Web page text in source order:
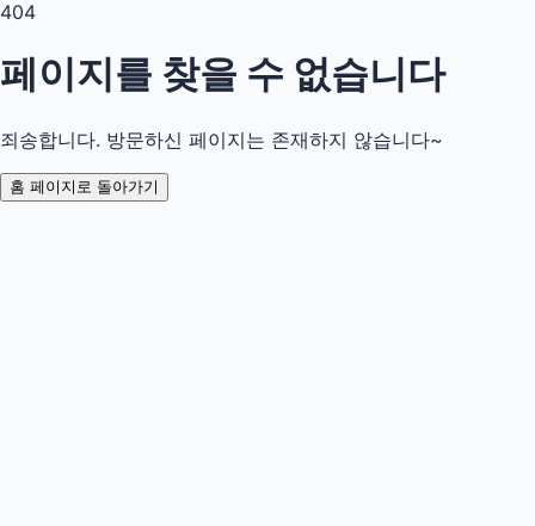
404
페이지를 찾을 수 없습니다
죄송합니다. 방문하신 페이지는 존재하지 않습니다~
홈 페이지로 돌아가기